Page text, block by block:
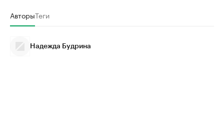
АвторыТеги
Надежда Будрина